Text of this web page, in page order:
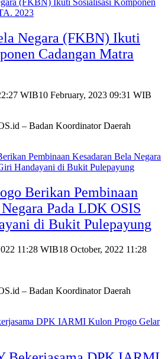
Negara (FKBN) Ikuti
Cadangan Matra
WIB10 February, 2023 09:31 WIB
– Badan Koordinator Daerah
Berikan Pembinaan
Pada LDK OSIS
di Bukit Pulepayung
11:28 WIB18 October, 2022 11:28
– Badan Koordinator Daerah